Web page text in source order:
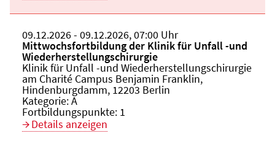
Beginn:
09.12.2026Ende und Anfangszeit:
- 09.12.2026,07:00 Uhr
Veranstaltungstitel:
Mittwochsfortbildung der Klinik für Unfall -und
Wiederherstellungschirurgie
Veranstaltungsort:
Klinik für Unfall -und Wiederherstellungschirurgie
am Charité Campus Benjamin Franklin,
Hindenburgdamm, 12203 Berlin
Kategorie:A
Fortbildungspunkte: 1
Details anzeigen